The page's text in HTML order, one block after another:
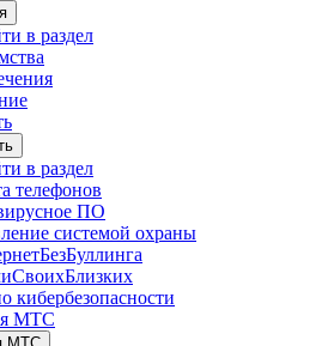
в раздел
в раздел
телефонов
ПО
системой охраны
кибербезопасности
МТС